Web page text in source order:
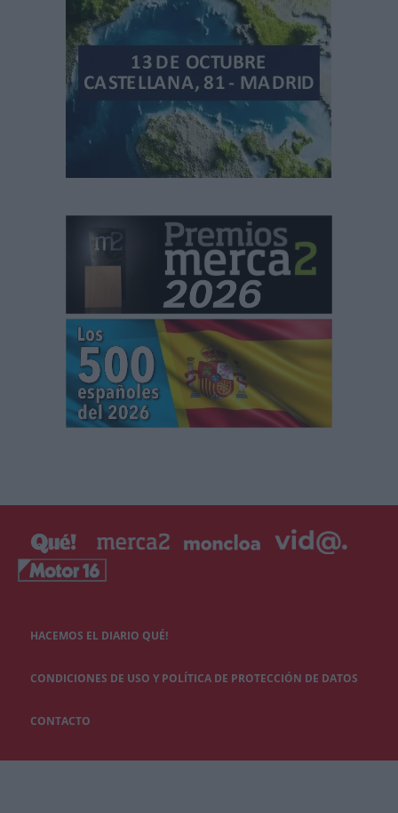
HACEMOS EL DIARIO QUÉ!
CONDICIONES DE USO Y POLÍTICA DE PROTECCIÓN DE DATOS
CONTACTO